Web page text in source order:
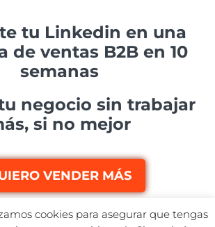
tu Linkedin en una
de ventas B2B en 10
semanas
negocio sin trabajar
si no mejor
VENDER MÁS
cookies para asegurar que tengas